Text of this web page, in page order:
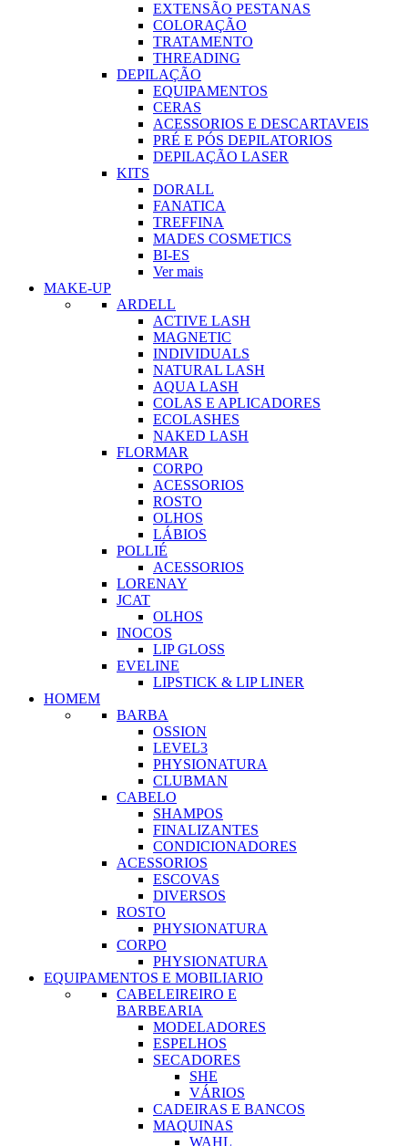
EXTENSÃO PESTANAS
COLORAÇÃO
TRATAMENTO
THREADING
DEPILAÇÃO
EQUIPAMENTOS
CERAS
ACESSORIOS E DESCARTAVEIS
PRÉ E PÓS DEPILATORIOS
DEPILAÇÃO LASER
KITS
DORALL
FANATICA
TREFFINA
MADES COSMETICS
BI-ES
Ver mais
MAKE-UP
ARDELL
ACTIVE LASH
MAGNETIC
INDIVIDUALS
NATURAL LASH
AQUA LASH
COLAS E APLICADORES
ECOLASHES
NAKED LASH
FLORMAR
CORPO
ACESSORIOS
ROSTO
OLHOS
LÁBIOS
POLLIÉ
ACESSORIOS
LORENAY
JCAT
OLHOS
INOCOS
LIP GLOSS
EVELINE
LIPSTICK & LIP LINER
HOMEM
BARBA
OSSION
LEVEL3
PHYSIONATURA
CLUBMAN
CABELO
SHAMPOS
FINALIZANTES
CONDICIONADORES
ACESSORIOS
ESCOVAS
DIVERSOS
ROSTO
PHYSIONATURA
CORPO
PHYSIONATURA
EQUIPAMENTOS E MOBILIARIO
CABELEIREIRO E
BARBEARIA
MODELADORES
ESPELHOS
SECADORES
SHE
VÁRIOS
CADEIRAS E BANCOS
MAQUINAS
WAHL